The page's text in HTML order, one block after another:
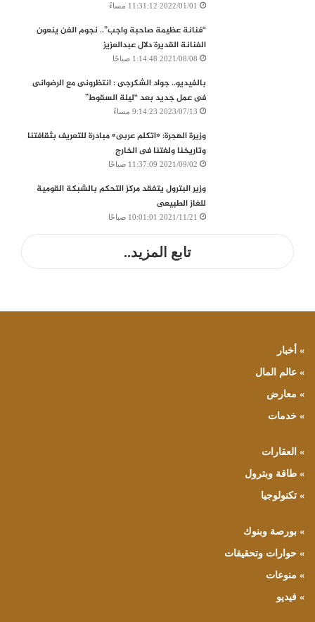
2022/01/01 11:31:12 مساءً
“فنانة عظيمة صاحبة واجب”.. نجوم الفن ينعون
الفنانة القديرة دلال عبدالعزيز
2021/08/08 1:14:48 صباحًا
بالفيديو.. جواد الشكرجى : انتظرونى مع الرضوانى
فى عمل جديد بعد “ليلة السقوط”
2023/07/13 9:14:23 مساءً
وزيرة الهجرة: «اتكلم عربى» مبادرة للتعريف بثقافتنا
وتاريخنا ولغتنا فى الخارج
2021/09/02 11:37:09 صباحًا
وزير البترول يتفقد مركز التحكم بالشبكة القومية
للغاز الطبيعى
2021/11/21 10:01:01 صباحًا
تابع المزيد..
» أخبار
» عالم المال
» معارض
» خدمات
» العقارات
» طاقة وبترول
» تكنولوجيا
» بورصة وبنوك
» حوارات وتحقيقات
» منوعات
» فيديو